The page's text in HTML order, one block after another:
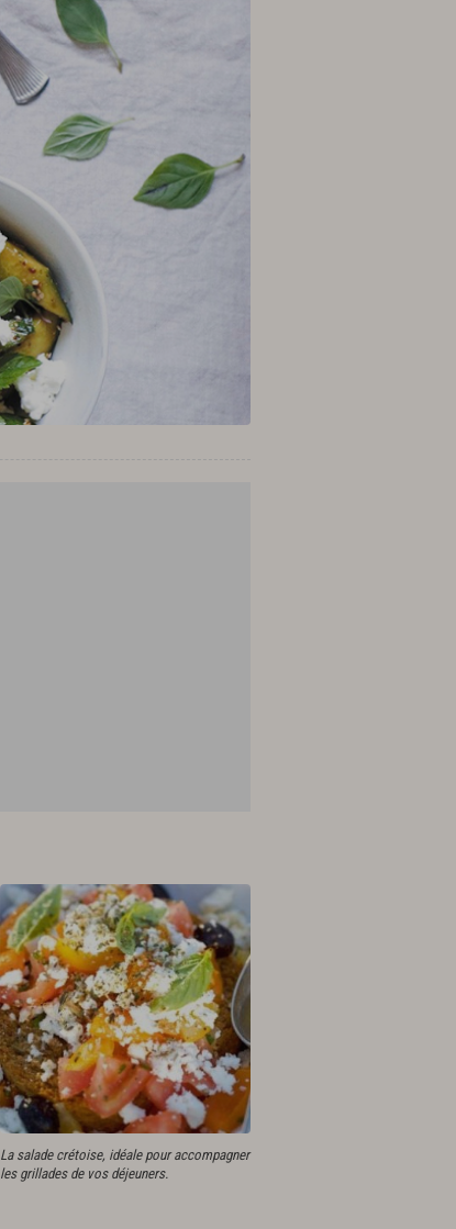
La salade crétoise, idéale pour accompagner
les grillades de vos déjeuners.